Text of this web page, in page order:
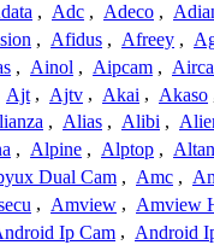
, Adc , Adeco ,
, Afidus , Afreey ,
, Ainol , Aipcam ,
Ajt , Ajtv , Akai , Akaso
, Alias , Alibi ,
, Alpine , Alptop , Altan
Dual Cam , Amc ,
, Amview , Amview
Ip Cam , Android